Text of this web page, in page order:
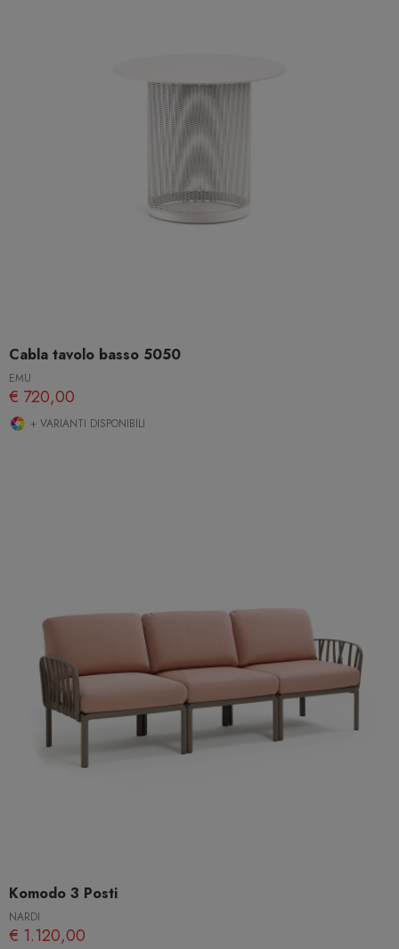
Cabla tavolo basso 5050
EMU
€ 720,00
+ VARIANTI DISPONIBILI
Komodo 3 Posti
NARDI
€ 1.120,00